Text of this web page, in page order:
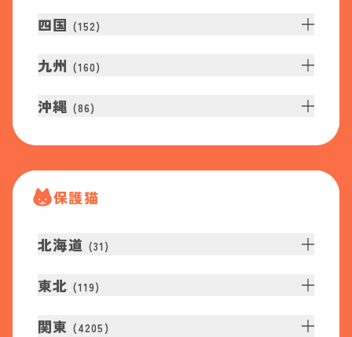
四国 (152)
九州 (160)
沖縄 (86)
保護猫
北海道 (31 )
東北 (119)
関東 (4205 )